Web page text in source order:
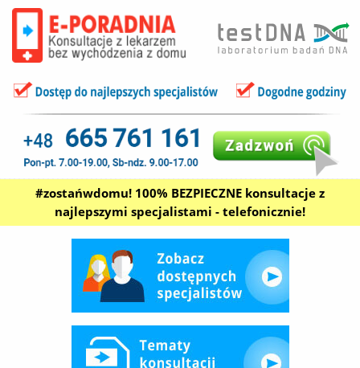
#zostańwdomu! 100% BEZPIECZNE konsultacje z
najlepszymi specjalistami - telefonicznie!